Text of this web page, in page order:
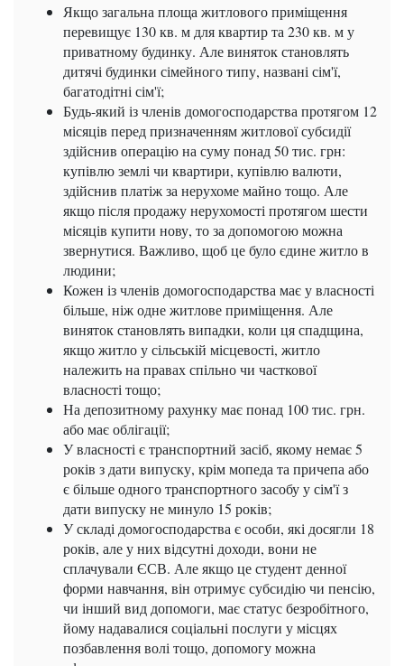
Якщо загальна площа житлового приміщення
перевищує 130 кв. м для квартир та 230 кв. м у
приватному будинку. Але виняток становлять
дитячі будинки сімейного типу, названі сім'ї,
багатодітні сім'ї;
Будь-який із членів домогосподарства протягом 12
місяців перед призначенням житлової субсидії
здійснив операцію на суму понад 50 тис. грн:
купівлю землі чи квартири, купівлю валюти,
здійснив платіж за нерухоме майно тощо. Але
якщо після продажу нерухомості протягом шести
місяців купити нову, то за допомогою можна
звернутися. Важливо, щоб це було єдине житло в
людини;
Кожен із членів домогосподарства має у власності
більше, ніж одне житлове приміщення. Але
виняток становлять випадки, коли ця спадщина,
якщо житло у сільській місцевості, житло
належить на правах спільно чи часткової
власності тощо;
На депозитному рахунку має понад 100 тис. грн.
або має облігації;
У власності є транспортний засіб, якому немає 5
років з дати випуску, крім мопеда та причепа або
є більше одного транспортного засобу у сім'ї з
дати випуску не минуло 15 років;
У складі домогосподарства є особи, які досягли 18
років, але у них відсутні доходи, вони не
сплачували ЄСВ. Але якщо це студент денної
форми навчання, він отримує субсидію чи пенсію,
чи інший вид допомоги, має статус безробітного,
йому надавалися соціальні послуги у місцях
позбавлення волі тощо, допомогу можна